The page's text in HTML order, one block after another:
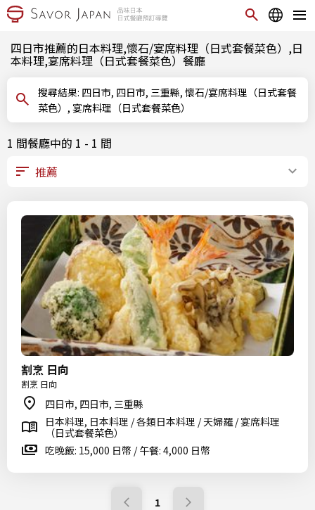
四日市推薦的日本料理,懷石/宴席料理（日式套餐菜色）,日
本料理,宴席料理（日式套餐菜色）餐廳
搜尋結果: 四日市, 四日市, 三重縣, 懷石/宴席料理（日式套餐
菜色）, 宴席料理（日式套餐菜色）
1 間餐廳中的 1 - 1 間
割烹 日向
割烹 日向
四日市, 四日市, 三重縣
日本料理, 日本料理 / 各類日本料理 / 天婦羅 / 宴席料理
（日式套餐菜色）
吃晚飯: 15,000 日幣 / 午餐: 4,000 日幣
1